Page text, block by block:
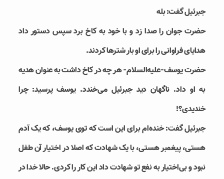
جبرئیل گفت: بله
حضرت جوان را صدا زد و با خود به کاخ برد سپس دستور داد
هدایای فراوانی را برای او بار شترها کردند.
حضرت یوسف-علیه‌السلام- هر چه در کاخ داشت به عنوان هدیه
به او داد. ناگهان دید جبرئيل می‌خندد. یوسف پرسید: چرا
خندیدی؟!
جبرئيل گفت: خنده‌ام برای این است که توی یوسف، که یک آدم
هستی، پیغمبر هستی، با یک شهادت که اصلا در اختیار آن طفل
نبود و بی‌اختیار به نفع تو شهادت داد این کار را کردی. حالا خدا در